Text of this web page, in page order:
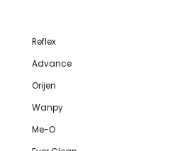
Reflex
Advance
Orijen
Wanpy
Me-O